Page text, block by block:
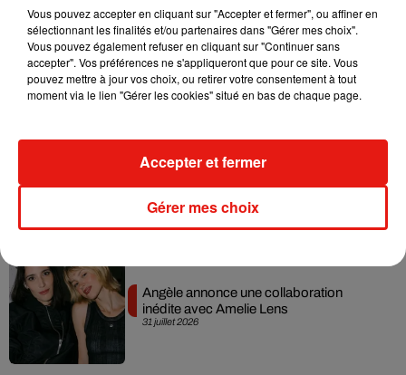
31 juillet 2026
Grand Corps Malade emmène Styleto
en road-trip dans son nouveau clip
31 juillet 2026
Ariana Grande se libère dans son nouvel
album « Petals »
31 juillet 2026
Angèle annonce une collaboration
inédite avec Amelie Lens
Vous pouvez accepter en cliquant sur "Accepter et fermer", ou affiner en
sélectionnant les finalités et/ou partenaires dans "Gérer mes choix".
Vous pouvez également refuser en cliquant sur "Continuer sans
accepter". Vos préférences ne s'appliqueront que pour ce site. Vous
pouvez mettre à jour vos choix, ou retirer votre consentement à tout
moment via le lien "Gérer les cookies" situé en bas de chaque page.
Gérer mes choix
Accepter et fermer